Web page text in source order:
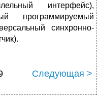
интерфейс),
программируемый
синхронно-
Следующая >